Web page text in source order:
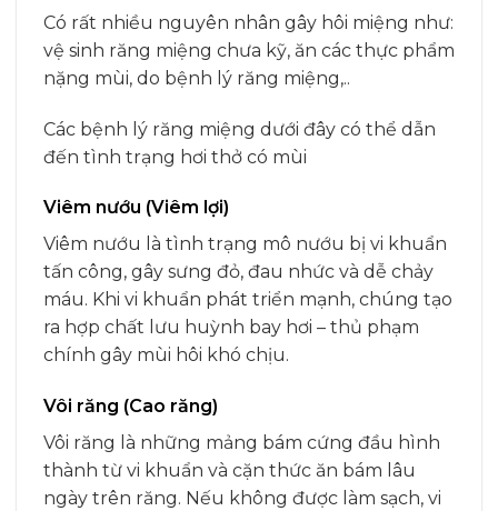
Có rất nhiều nguyên nhân gây hôi miệng như:
vệ sinh răng miệng chưa kỹ, ăn các thực phẩm
nặng mùi, do bệnh lý răng miệng,..
Các bệnh lý răng miệng dưới đây có thể dẫn
đến tình trạng hơi thở có mùi
Viêm nướu (Viêm lợi)
Viêm nướu là tình trạng mô nướu bị vi khuẩn
tấn công, gây sưng đỏ, đau nhức và dễ chảy
máu. Khi vi khuẩn phát triển mạnh, chúng tạo
ra hợp chất lưu huỳnh bay hơi – thủ phạm
chính gây mùi hôi khó chịu.
Vôi răng (Cao răng)
Vôi răng là những mảng bám cứng đầu hình
thành từ vi khuẩn và cặn thức ăn bám lâu
ngày trên răng. Nếu không được làm sạch, vi